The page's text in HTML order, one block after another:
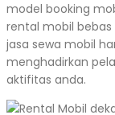
model booking
rental mobil bebas
jasa sewa mobil
menghadirkan
aktifitas anda.